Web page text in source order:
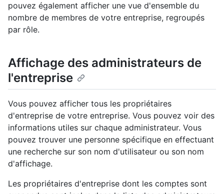
pouvez également afficher une vue d'ensemble du
nombre de membres de votre entreprise, regroupés
par rôle.
Affichage des administrateurs de
l'entreprise
Vous pouvez afficher tous les propriétaires
d'entreprise de votre entreprise. Vous pouvez voir des
informations utiles sur chaque administrateur. Vous
pouvez trouver une personne spécifique en effectuant
une recherche sur son nom d'utilisateur ou son nom
d'affichage.
Les propriétaires d'entreprise dont les comptes sont